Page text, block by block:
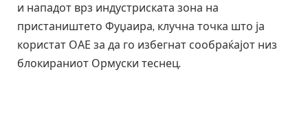
и нападот врз индустриската зона на
пристаништето Фуџаира, клучна точка што ја
користат ОАЕ за да го избегнат сообраќајот низ
блокираниот Ормуски теснец.